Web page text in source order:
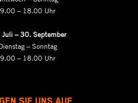
9.00 – 18.00 Uhr
Juli – 30. September
– Sonntag
9.00 – 18.00 Uhr